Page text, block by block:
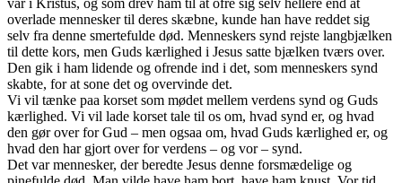
var i Kristus, og som drev ham til at ofre sig selv hellere end at
overlade mennesker til deres skæbne, kunde han have reddet sig
selv fra denne smertefulde død. Menneskers synd rejste langbjælken
til dette kors, men Guds kærlighed i Jesus satte bjælken tværs over.
Den gik i ham lidende og ofrende ind i det, som menneskers synd
skabte, for at sone det og overvinde det.
Vi vil tænke paa korset som mødet mellem verdens synd og Guds
kærlighed. Vi vil lade korset tale til os om, hvad synd er, og hvad
den gør over for Gud – men ogsaa om, hvad Guds kærlighed er, og
hvad den har gjort over for verdens – og vor – synd.
Det var mennesker, der beredte Jesus denne forsmædelige og